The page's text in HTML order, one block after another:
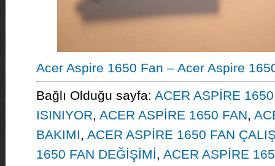
Acer Aspire 1650 Fan – Acer Aspire
Bağlı Olduğu sayfa: ACER ASPİRE
ISINIYOR, ACER ASPİRE 1650 FAN,
BAKIMI, ACER ASPİRE 1650 FAN
1650 FAN DEĞİŞİMİ, ACER ASPİRE